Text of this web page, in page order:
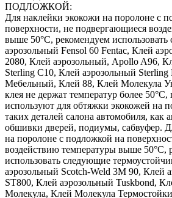
ПОДЛОЖКОЙ:
Для наклейки экокожи на поролоне с
поверхности, не подвергающиеся
выше 50°С, рекомендуем
аэрозольный Fensol 60 Fentac, Клей
2080, Клей аэрозольный, Apollo A96,
Sterling C10, Клей аэрозольный
Мебельный, Клей 88, Клей Молекула
клея не держат температур более
используют для обтяжки экокожей на
таких деталей салона автомобиля, как
обшивки дверей, подиумы, сабвуфер.
на поролоне с подложкой на
воздействию температуры выше 50°С,
использовать следующие
аэрозольный Scotch-Weld 3M 90, Клей
ST800, Клей аэрозольный Tuskbond,
Молекула, Клей Молекула